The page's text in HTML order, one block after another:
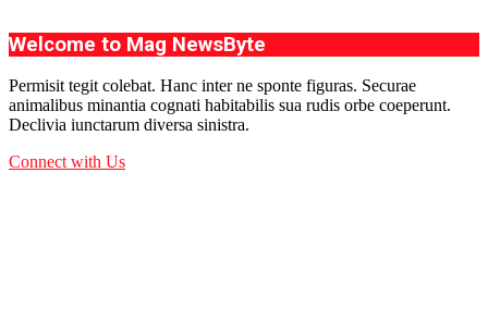
Welcome to Mag NewsByte
Permisit tegit colebat. Hanc inter ne sponte figuras. Securae
animalibus minantia cognati habitabilis sua rudis orbe coeperunt.
Declivia iunctarum diversa sinistra.
Connect with Us